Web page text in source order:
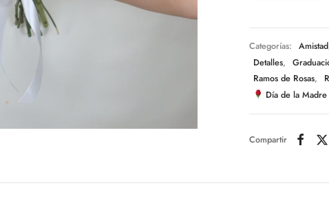
Categorías: Amistad
Detalles,
Ramos de Rosas,
Día de la Madre
Compartir